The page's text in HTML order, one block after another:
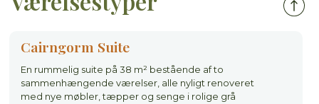
Cairngorm Suite
En rummelig suite på 38 m² bestående af to
sammenhængende værelser, alle nyligt renoveret
med nye møbler, tæpper og senge i rolige grå